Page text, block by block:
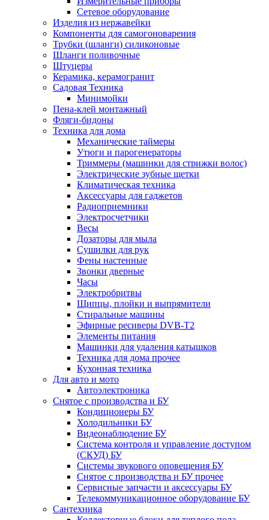
Сетевое оборудование
Изделия из нержавейки
Компоненты для самогоноварения
Трубки (шланги) силиконовые
Шланги поливочные
Штуцеры
Керамика, керамогранит
Садовая Техника
Минимойки
Пена-клей монтажный
Фляги-бидоны
Техника для дома
Механические таймеры
Утюги и парогенераторы
Триммеры (машинки для стрижки волос)
Электрические зубные щетки
Климатическая техника
Аксессуары для гаджетов
Радиоприемники
Электросчетчики
Весы
Дозаторы для мыла
Сушилки для рук
Фены настенные
Звонки дверные
Часы
Электробритвы
Щипцы, плойки и выпрямители
Стиральные машины
Эфирные ресиверы DVB-T2
Элементы питания
Машинки для удаления катышков
Техника для дома прочее
Кухонная техника
Для авто и мото
Автоэлектроника
Снятое с производства и БУ
Кондиционеры БУ
Холодильники БУ
Видеонаблюдение БУ
Система контроля и управление доступом
(СКУД) БУ
Системы звукового оповещения БУ
Снятое с производства и БУ прочее
Сервисные запчасти и аксессуары БУ
Телекоммуникационное оборудование БУ
Сантехника